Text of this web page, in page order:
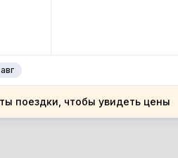
поездки, чтобы увидеть цены